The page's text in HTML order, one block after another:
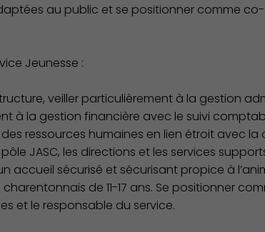
Action Sociale Solidarité
au public et se positionner comme co-
Jeunesse :
veiller particulièrement à la gestion
à la gestion financière avec le suivi
des ressources humaines en lien étroit avec
JASC, les directions et les services
accueil sécurisé et sécurisant propice à
de 11-17 ans. Se positionner
et le responsable du service.